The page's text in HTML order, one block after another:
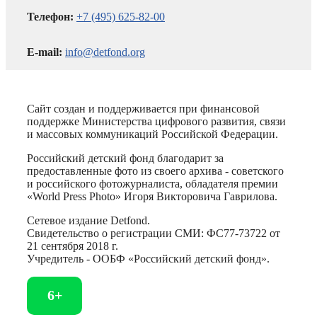
Телефон: +7 (495) 625-82-00
E-mail: info@detfond.org
Сайт создан и поддерживается при финансовой
поддержке Министерства цифрового развития, связи
и массовых коммуникаций Российской Федерации.
Российский детский фонд благодарит за
предоставленные фото из своего архива - советского
и российского фотожурналиста, обладателя премии
«World Press Photo» Игоря Викторовича Гаврилова.
Сетевое издание Detfond.
Свидетельство о регистрации СМИ: ФС77-73722 от
21 сентября 2018 г.
Учредитель - ООБФ «Российский детский фонд».
6+